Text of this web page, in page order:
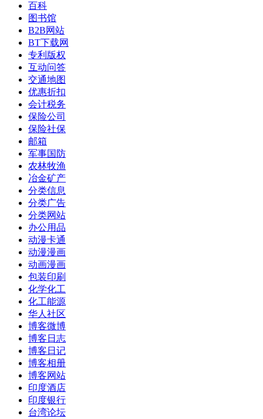
百科
图书馆
B2B网站
BT下载网
专利版权
互动问答
交通地图
优惠折扣
会计税务
保险公司
保险社保
邮箱
军事国防
农林牧渔
冶金矿产
分类信息
分类广告
分类网站
办公用品
动漫卡通
动漫漫画
动画漫画
包装印刷
化学化工
化工能源
华人社区
博客微博
博客日志
博客日记
博客相册
博客网站
印度酒店
印度银行
台湾论坛